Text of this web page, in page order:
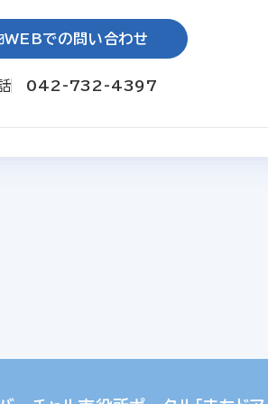
WEBでの問い合わせ
042-732-4397